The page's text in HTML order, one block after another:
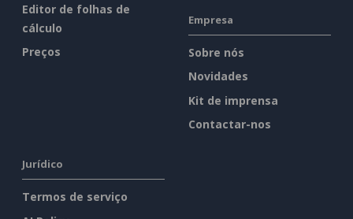
Editor de folhas de
cálculo
Preços
Empresa
Sobre nós
Novidades
Kit de imprensa
Contactar-nos
Jurídico
Termos de serviço